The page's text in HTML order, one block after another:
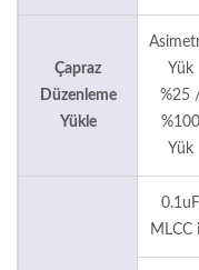
Çapraz
Düzenleme
Yükle
Yük
%25 /
%100
Yük
0.1uF
MLCC